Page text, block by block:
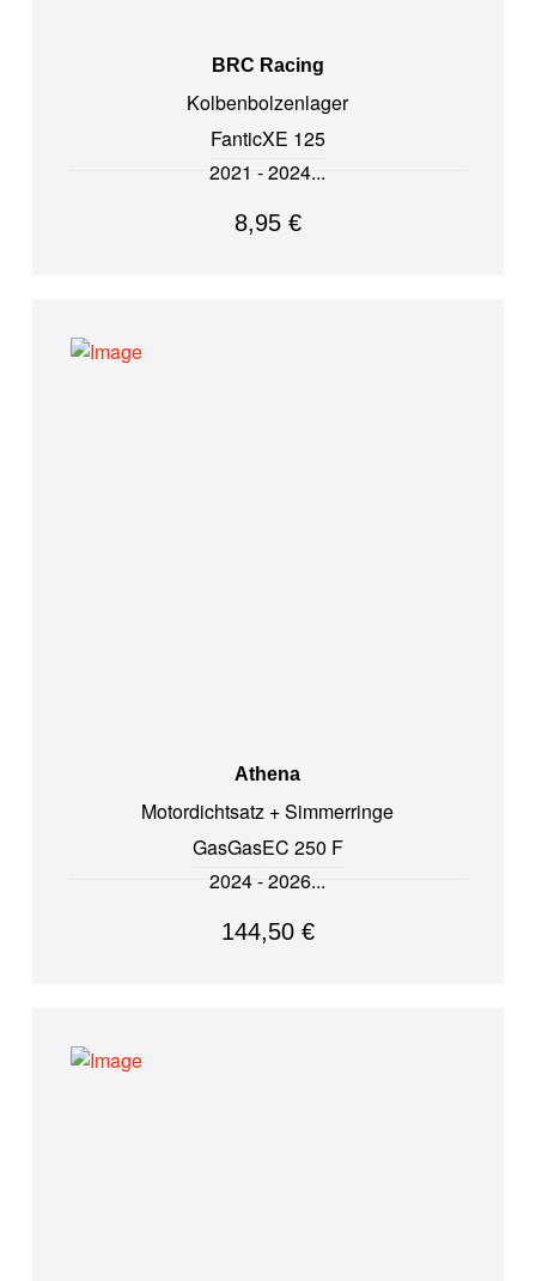
BRC Racing
Kolbenbolzenlager
FanticXE 125
2021 - 2024
8,95 €
Athena
Motordichtsatz + Simmerringe
GasGasEC 250 F
2024 - 2026
144,50 €